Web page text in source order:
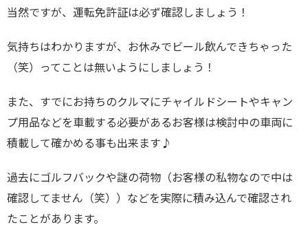
当然ですが、運転免許証は必ず確認しましょう！
気持ちはわかりますが、お休みでビール飲んできちゃった
（笑）ってことは無いようにしましょう！
また、すでにお持ちのクルマにチャイルドシートやキャン
プ用品などを車載する必要があるお客様は検討中の車両に
積載して確かめる事も出来ます♪
過去にゴルフバックや謎の荷物（お客様の私物なので中は
確認してません（笑））などを実際に積み込んで確認され
たことがあります。